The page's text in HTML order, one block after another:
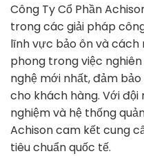
Công Ty Cổ Phần
trong các giải pháp
lĩnh vực bảo ôn và cách
phong trong việc
nghệ mới nhất, đảm
cho khách hàng. Với đội
nghiệm và hệ thống
Achison cam kết cung
tiêu chuẩn quốc tế.